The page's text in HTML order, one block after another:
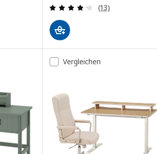
Bewertungen:
(13)
Vergleichen